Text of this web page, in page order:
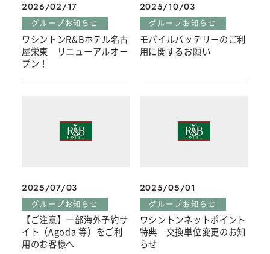
2026/02/17
グループお知らせ
ワシントンR&Bホテル名古
屋栄東 リニューアルオー
プン！
2025/10/03
グループお知らせ
モバイルバッテリーのご利
用に関するお願い
2025/07/03
グループお知らせ
【ご注意】一部海外予約サ
イト（Agoda 等）をご利
用のお客様へ
2025/05/01
グループお知らせ
ワシントンネットポイント
特典 交換単位変更のお知
らせ